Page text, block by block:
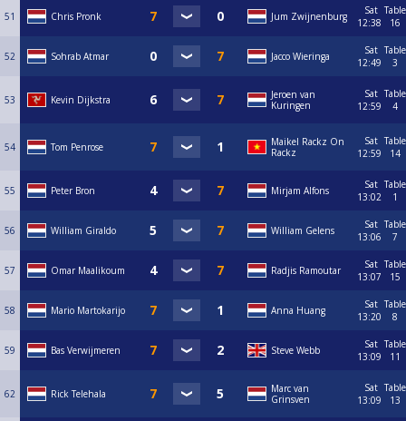
51 Chris Pronk Jum Zwijnenburg
Sat
12:38
Table
16
52 Sohrab Atmar Jacco Wieringa
Sat
12:49
Table
3
53 Kevin Dijkstra
Jeroen van
Kuringen
Sat
12:59
Table
4
54 Tom Penrose
Maikel Rackz On
Rackz
Sat
12:59
Table
14
55 Peter Bron Mirjam Alfons
Sat
13:02
Table
1
56 William Giraldo William Gelens
Sat
13:06
Table
7
57 Omar Maalikoum Radjis Ramoutar
Sat
13:07
Table
15
58 Mario Martokarijo Anna Huang
Sat
13:20
Table
8
59 Bas Verwijmeren Steve Webb
Sat
13:09
Table
11
62 Rick Telehala
Marc van
Grinsven
Sat
13:09
Table
13